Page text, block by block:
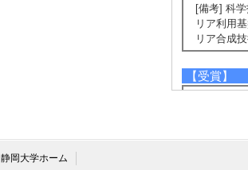
[備考] 科
リア利用
リア合成
【受賞】
液化と貯
静岡大学ホーム